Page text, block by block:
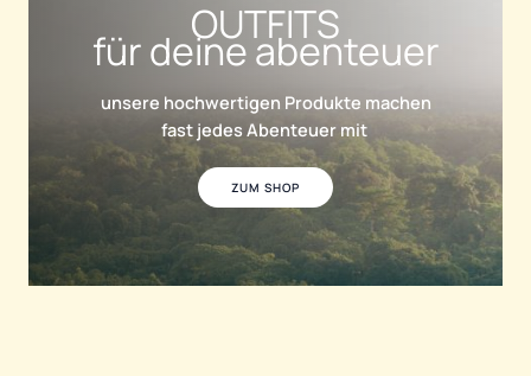
OUTFITS
für deine abenteuer
unsere hochwertigen Produkte machen
fast jedes Abenteuer mit
ZUM SHOP